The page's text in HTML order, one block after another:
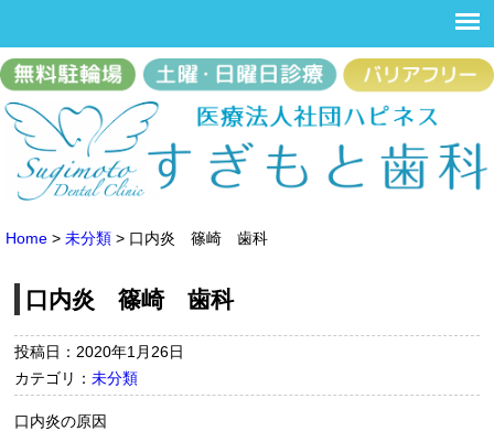
Home > 未分類 > 口内炎 篠崎 歯科
口内炎 篠崎 歯科
投稿日：2020年1月26日
カテゴリ：未分類
口内炎の原因